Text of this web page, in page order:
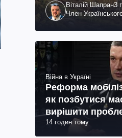
Віталій Шапран3
Член
Війна в Україні
Реформа
як позбутися
вирішити
14 годин тому